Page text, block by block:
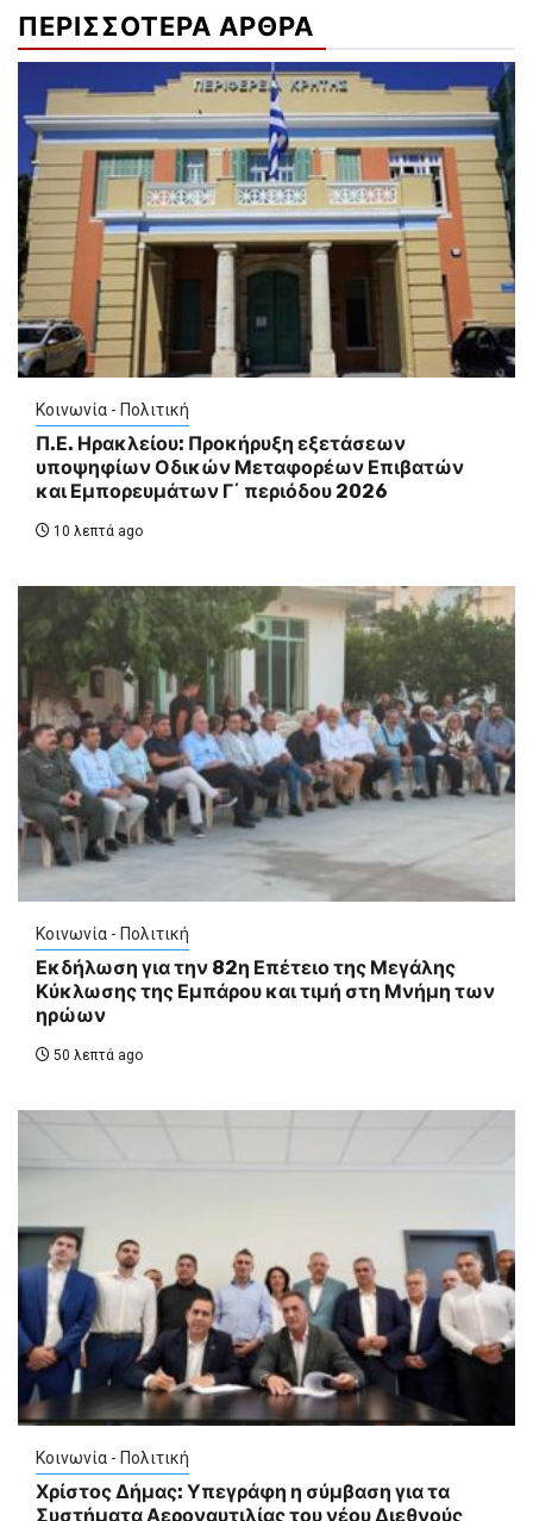
ΠΕΡΙΣΣΟΤΕΡΑ ΑΡΘΡΑ
Κοινωνία - Πολιτική
Π.Ε. Ηρακλείου: Προκήρυξη εξετάσεων
υποψηφίων Οδικών Μεταφορέων Επιβατών
και Εμπορευμάτων Γ΄ περιόδου 2026
10 λεπτά ago
Κοινωνία - Πολιτική
Εκδήλωση για την 82η Επέτειο της Μεγάλης
Κύκλωσης της Εμπάρου και τιμή στη Μνήμη των
ηρώων
50 λεπτά ago
Κοινωνία - Πολιτική
Χρίστος Δήμας: Υπεγράφη η σύμβαση για τα
Συστήματα Αεροναυτιλίας του νέου Διεθνούς